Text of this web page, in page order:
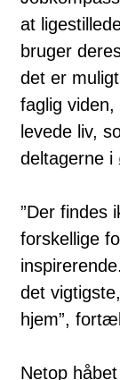
at
bruger
det er
faglig
levede liv,
deltagerne i
”Der findes
forskellige
det
hjem”,
Netop